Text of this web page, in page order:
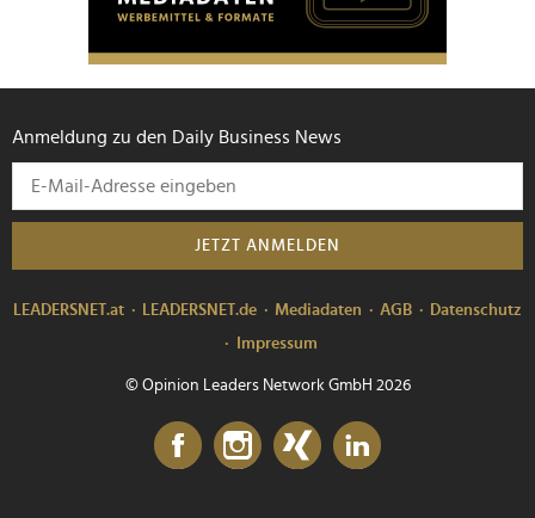
Anmeldung zu den Daily Business News
JETZT ANMELDEN
LEADERSNET.at LEADERSNET.de Mediadaten AGB
Datenschutz
Impressum
© Opinion Leaders Network GmbH 2026